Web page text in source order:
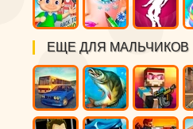
ЕЩЕ ДЛЯ МАЛЬЧИКОВ